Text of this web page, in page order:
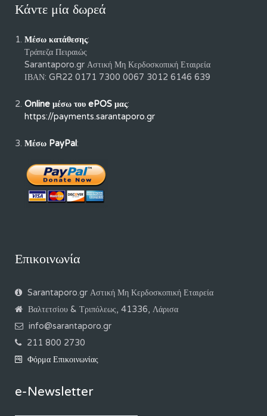
Κάντε μία δωρεά
Μέσω κατάθεσης:
Τράπεζα Πειραιώς
Sarantaporo.gr Αστική Μη Κερδοσκοπική Εταιρεία
ΙΒΑΝ: GR22 0171 7300 0067 3012 6146 639
Online μέσω του ePOS μας:
https://payments.sarantaporo.gr
Μέσω PayPal:
Επικοινωνία
Sarantaporo.gr Αστική Μη Κερδοσκοπική Εταιρεία
Βαλτετσίου & Τριπόλεως, 41336, Λάρισα
info@sarantaporo.gr
211 800 2730
Φόρμα Επικοινωνίας
e-Newsletter